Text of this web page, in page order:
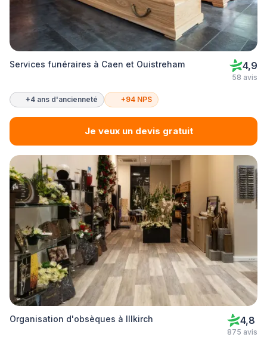
Services funéraires à Caen et Ouistreham 4,9
58 avis
+4 ans d'ancienneté +94 NPS
Je veux un devis gratuit
Organisation d'obsèques à Illkirch 4,8
875 avis